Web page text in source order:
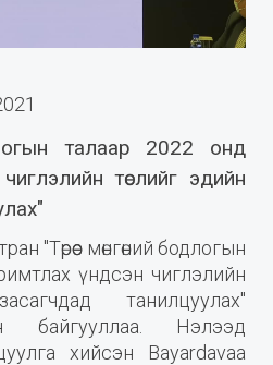
талаар 2022 онд
төслийг эдийн
"Төрөөс мөнгөний бодлогын
үндсэн чиглэлийн
танилцуулах"
байгууллаа. Нэлээд
хийсэн Bayardavaa